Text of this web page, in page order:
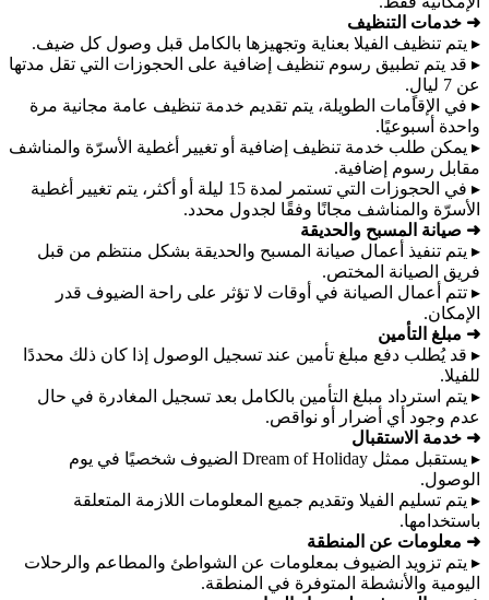
➜ خدمات التنظيف
▸ يتم تنظيف الفيلا بعناية وتجهيزها بالكامل قبل وصول كل ضيف.
▸ قد يتم تطبيق رسوم تنظيف إضافية على الحجوزات التي تقل مدتها
عن 7 ليالٍ.
▸ في الإقامات الطويلة، يتم تقديم خدمة تنظيف عامة مجانية مرة
واحدة أسبوعيًا.
▸ يمكن طلب خدمة تنظيف إضافية أو تغيير أغطية الأسرّة والمناشف
مقابل رسوم إضافية.
▸ في الحجوزات التي تستمر لمدة 15 ليلة أو أكثر، يتم تغيير أغطية
الأسرّة والمناشف مجانًا وفقًا لجدول محدد.
➜ صيانة المسبح والحديقة
▸ يتم تنفيذ أعمال صيانة المسبح والحديقة بشكل منتظم من قبل
فريق الصيانة المختص.
▸ تتم أعمال الصيانة في أوقات لا تؤثر على راحة الضيوف قدر
الإمكان.
➜ مبلغ التأمين
▸ قد يُطلب دفع مبلغ تأمين عند تسجيل الوصول إذا كان ذلك محددًا
للفيلا.
▸ يتم استرداد مبلغ التأمين بالكامل بعد تسجيل المغادرة في حال
عدم وجود أي أضرار أو نواقص.
➜ خدمة الاستقبال
▸ يستقبل ممثل Dream of Holiday الضيوف شخصيًا في يوم
الوصول.
▸ يتم تسليم الفيلا وتقديم جميع المعلومات اللازمة المتعلقة
باستخدامها.
➜ معلومات عن المنطقة
▸ يتم تزويد الضيوف بمعلومات عن الشواطئ والمطاعم والرحلات
اليومية والأنشطة المتوفرة في المنطقة.